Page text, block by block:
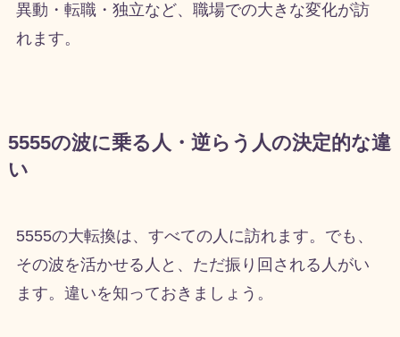
異動・転職・独立など、職場での大きな変化が訪
れます。
5555の波に乗る人・逆らう人の決定的な違
い
5555の大転換は、すべての人に訪れます。でも、
その波を活かせる人と、ただ振り回される人がい
ます。違いを知っておきましょう。